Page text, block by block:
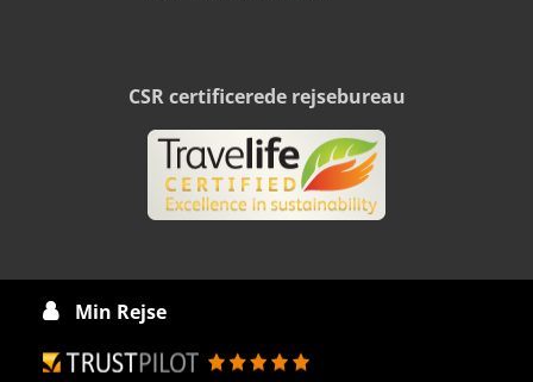
CSR certificerede rejsebureau
 Min Rejse